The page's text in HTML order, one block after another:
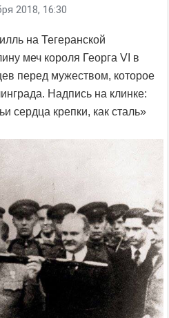
2018, 16:30
на Тегеранской
меч короля Георга VI в
перед мужеством, которое
Надпись на клинке:
сердца крепки, как сталь»